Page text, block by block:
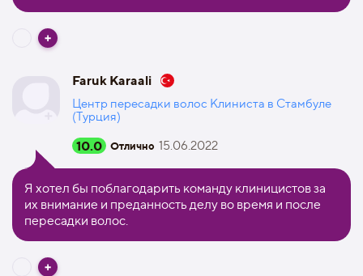
Faruk Karaali
Центр пересадки волос Клиниста в Стамбуле
(Турция)
10.0 Отлично 15.06.2022
Я хотел бы поблагодарить команду клиницистов за
их внимание и преданность делу во время и после
пересадки волос.